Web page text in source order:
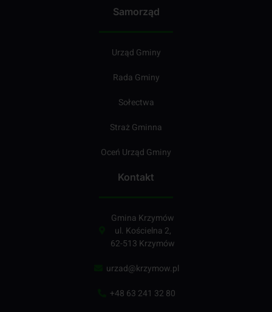
Samorząd
Urząd Gminy
Rada Gminy
Sołectwa
Straż Gminna
Oceń Urząd Gminy
Kontakt
Gmina Krzymów
ul. Kościelna 2,
62-513 Krzymów
urzad@krzymow.pl
+48 63 241 32 80